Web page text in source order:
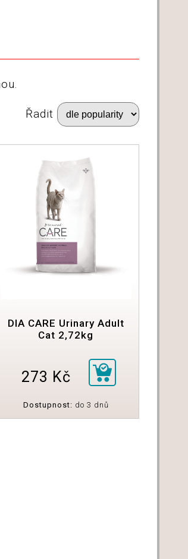
Řadit
DIA CARE Urinary Adult
Cat 2,72kg
273 Kč
Dostupnost: do 3 dnů